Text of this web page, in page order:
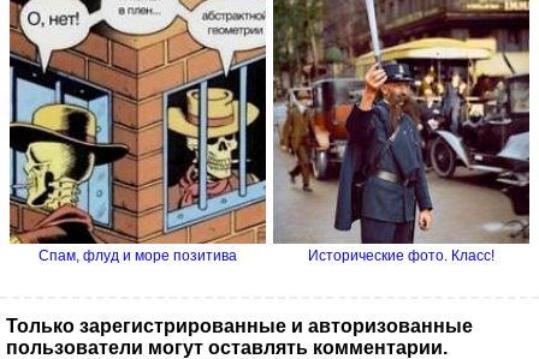
Спам, флуд и море позитива Исторические фото. Класс!
Только зарегистрированные и авторизованные
пользователи могут оставлять комментарии.